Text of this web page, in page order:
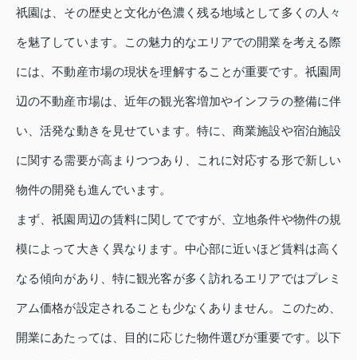
祇園は、その歴史と文化が色濃く残る地域として多くの人々
を魅了しています。この魅力的なエリアでの開業を考える際
には、不動産市場の現状を理解することが重要です。祇園周
辺の不動産市場は、近年の観光客増加やインフラの整備に伴
い、活発な動きを見せています。特に、商業施設や宿泊施設
に関する需要が高まりつつあり、これに対応する形で新しい
物件の開発も進んでいます。
まず、祇園周辺の賃料に関してですが、立地条件や物件の規
模によって大きく異なります。中心部に近いほど賃料は高く
なる傾向があり、特に観光客が多く訪れるエリアではプレミ
アム価格が設定されることも少なくありません。このため、
開業にあたっては、目的に応じた物件選びが重要です。以下